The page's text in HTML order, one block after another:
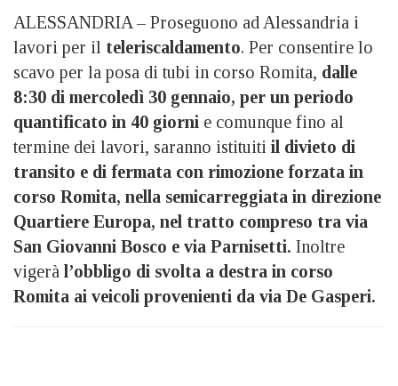
ALESSANDRIA – Proseguono ad Alessandria i
lavori per il teleriscaldamento. Per consentire lo
scavo per la posa di tubi in corso Romita, dalle
8:30 di mercoledì 30 gennaio, per un periodo
quantificato in 40 giorni e comunque fino al
termine dei lavori, saranno istituiti il divieto di
transito e di fermata con rimozione forzata in
corso Romita, nella semicarreggiata in direzione
Quartiere Europa, nel tratto compreso tra via
San Giovanni Bosco e via Parnisetti. Inoltre
vigerà l’obbligo di svolta a destra in corso
Romita ai veicoli provenienti da via De Gasperi.